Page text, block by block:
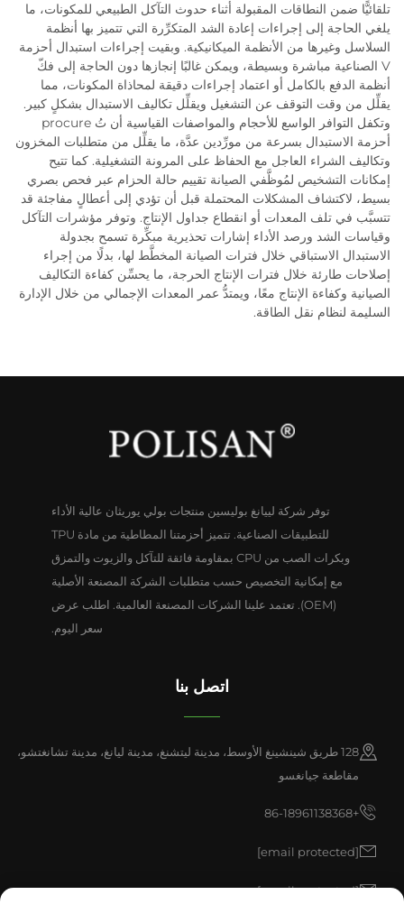
تلقائيًّا ضمن النطاقات المقبولة أثناء حدوث التآكل الطبيعي للمكونات، ما
يلغي الحاجة إلى إجراءات إعادة الشد المتكرِّرة التي تتميز بها أنظمة
السلاسل وغيرها من الأنظمة الميكانيكية. وبقيت إجراءات استبدال أحزمة
V الصناعية مباشرة وبسيطة، ويمكن غالبًا إنجازها دون الحاجة إلى فكّ
أنظمة الدفع بالكامل أو اعتماد إجراءات دقيقة لمحاذاة المكونات، مما
يقلِّل من وقت التوقف عن التشغيل ويقلِّل تكاليف الاستبدال بشكلٍ كبير.
وتكفل التوافر الواسع للأحجام والمواصفات القياسية أن تُ procure
أحزمة الاستبدال بسرعة من مورِّدين عدَّة، ما يقلِّل من متطلبات المخزون
وتكاليف الشراء العاجل مع الحفاظ على المرونة التشغيلية. كما تتيح
إمكانات التشخيص لمُوظَّفي الصيانة تقييم حالة الحزام عبر فحص بصري
بسيط، لاكتشاف المشكلات المحتملة قبل أن تؤدي إلى أعطالٍ مفاجئة قد
تتسبَّب في تلف المعدات أو انقطاع جداول الإنتاج. وتوفر مؤشرات التآكل
وقياسات الشد ورصد الأداء إشارات تحذيرية مبكِّرة تسمح بجدولة
الاستبدال الاستباقي خلال فترات الصيانة المخطَّط لها، بدلًا من إجراء
إصلاحات طارئة خلال فترات الإنتاج الحرجة، ما يحسِّن كفاءة التكاليف
الصيانية وكفاءة الإنتاج معًا، ويمتدُّ عمر المعدات الإجمالي من خلال الإدارة
السليمة لنظام نقل الطاقة.
توفر شركة لييانغ بوليسين منتجات بولي يوريثان عالية الأداء
للتطبيقات الصناعية. تتميز أحزمتنا المطاطية من مادة TPU
وبكرات الصب من CPU بمقاومة فائقة للتآكل والزيوت والتمزق
مع إمكانية التخصيص حسب متطلبات الشركة المصنعة الأصلية
(OEM). تعتمد علينا الشركات المصنعة العالمية. اطلب عرض
سعر اليوم.
اتصل بنا
128 طريق شينشينغ الأوسط، مدينة ليتشنغ، مدينة ليانغ، مدينة تشانغتشو،
مقاطعة جيانغسو
+86-18961138368
[email protected]
[email protected]